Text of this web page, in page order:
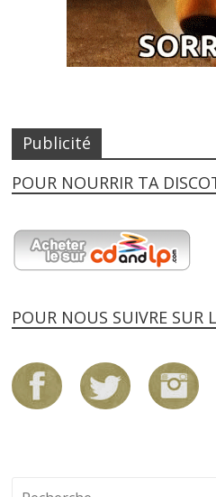
Publicité
POUR NOURRIR TA
POUR NOUS SUIVRE SUR